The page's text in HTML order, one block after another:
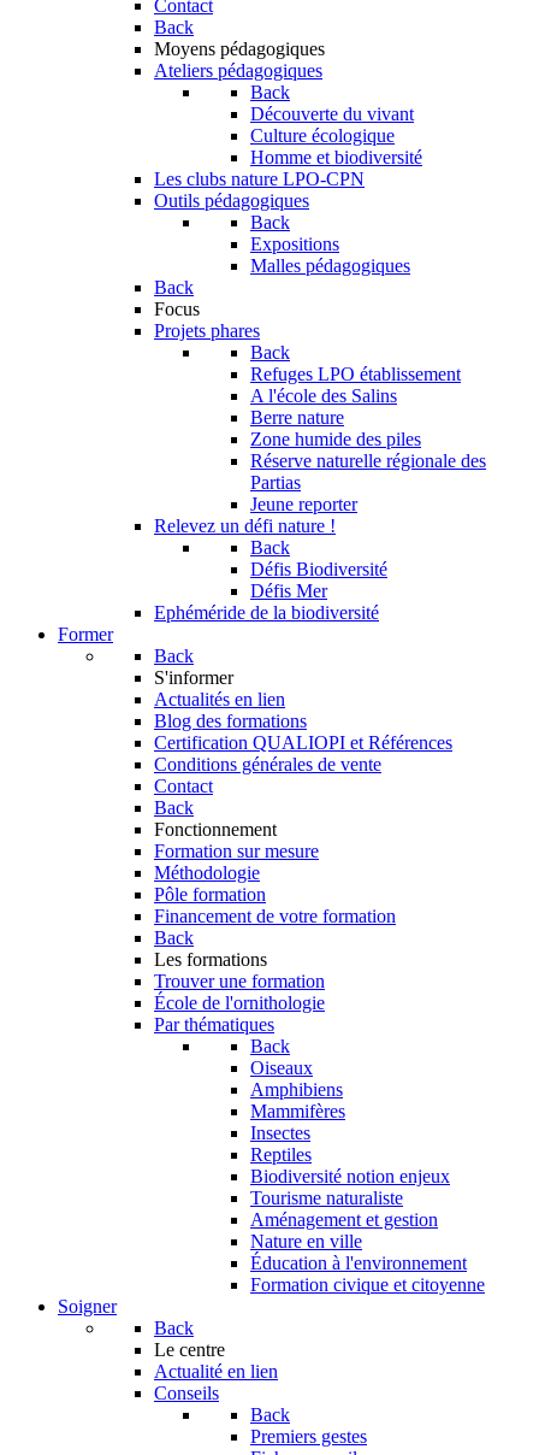
Contact
Back
Moyens pédagogiques
Ateliers pédagogiques
Back
Découverte du vivant
Culture écologique
Homme et biodiversité
Les clubs nature LPO-CPN
Outils pédagogiques
Back
Expositions
Malles pédagogiques
Back
Focus
Projets phares
Back
Refuges LPO établissement
A l'école des Salins
Berre nature
Zone humide des piles
Réserve naturelle régionale des
Partias
Jeune reporter
Relevez un défi nature !
Back
Défis Biodiversité
Défis Mer
Ephéméride de la biodiversité
Former
Back
S'informer
Actualités en lien
Blog des formations
Certification QUALIOPI et Références
Conditions générales de vente
Contact
Back
Fonctionnement
Formation sur mesure
Méthodologie
Pôle formation
Financement de votre formation
Back
Les formations
Trouver une formation
École de l'ornithologie
Par thématiques
Back
Oiseaux
Amphibiens
Mammifères
Insectes
Reptiles
Biodiversité notion enjeux
Tourisme naturaliste
Aménagement et gestion
Nature en ville
Éducation à l'environnement
Formation civique et citoyenne
Soigner
Back
Le centre
Actualité en lien
Conseils
Back
Premiers gestes